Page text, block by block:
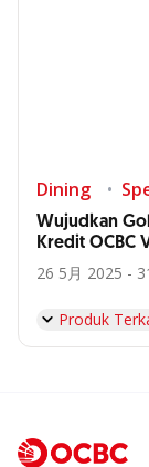
Dining
Wujudkan
Kredit OCBC
26 5月 2025 -
Produk